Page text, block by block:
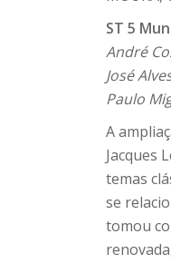
ST 5
André
José
Paulo
A
Jacques
temas
se
tomou